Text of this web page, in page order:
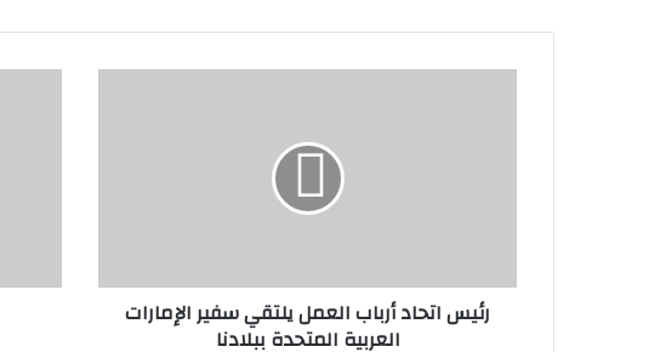
رئيس اتحاد أرباب العمل يلتقي سفير الإمارات
العربية المتحدة ببلادنا